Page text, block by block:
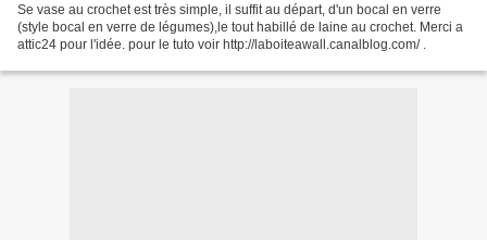
Se vase au crochet est très simple, il suffit au départ, d'un bocal en verre
(style bocal en verre de légumes),le tout habillé de laine au crochet. Merci a
attic24 pour l'idée. pour le tuto voir http://laboiteawall.canalblog.com/ .